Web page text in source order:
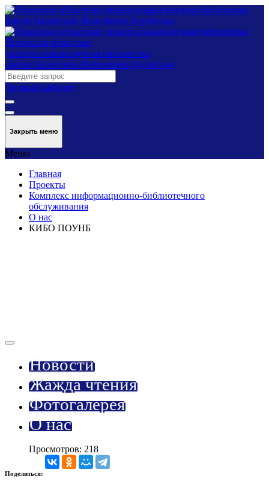
Псковская областная
универсальная научная библиотека
имени Валентина Яковлевича Курбатова
Личный кабинет
Закрыть меню
Меню
Главная
Проекты
Комплекс информационно-библиотечного
обслуживания
О нас
КИБО ПОУНБ
Новости
Жажда чтения
Фотогалерея
О нас
Просмотров: 218
Поделиться: